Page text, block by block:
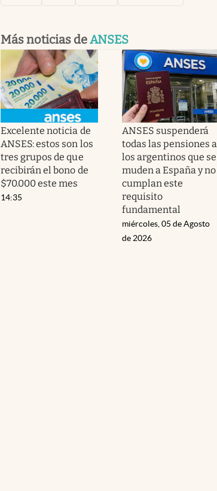
Más noticias deANSES
Excelente noticia de
ANSES: estos son los
tres grupos de que
recibirán el bono de
$70.000 este mes
14:35
ANSES suspenderá
todas las pensiones a
los argentinos que se
muden a España y no
cumplan este
requisito
fundamental
miércoles, 05 de Agosto
de 2026